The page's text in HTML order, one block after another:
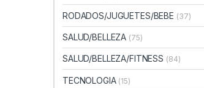
RODADOS/JUGUETES/BEBE (37)
SALUD/BELLEZA (75)
SALUD/BELLEZA/FITNESS (84)
TECNOLOGIA (15)